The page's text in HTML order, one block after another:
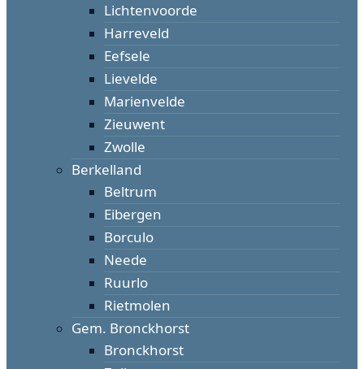
Lichtenvoorde
Harreveld
Eefsele
Lievelde
Marienvelde
Zieuwent
Zwolle
Berkelland
Beltrum
Eibergen
Borculo
Neede
Ruurlo
Rietmolen
Gem. Bronckhorst
Bronckhorst